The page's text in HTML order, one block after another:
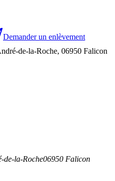
Demander un enlèvement
de-la-Roche, 06950 Falicon
de-la-Roche06950 Falicon